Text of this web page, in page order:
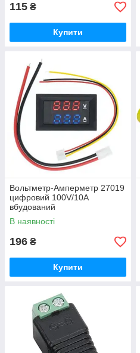
115 ₴
Купити
Вольтметр-Aмперметр 27019
цифровий 100V/10A
вбудований
В наявності
196 ₴
Купити